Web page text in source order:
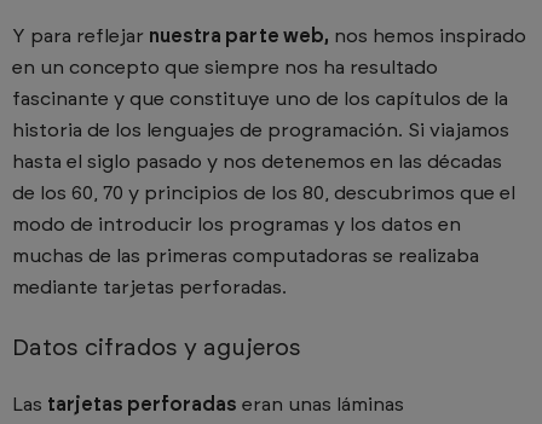
Y para reflejar nuestra parte web, nos hemos inspirado
en un concepto que siempre nos ha resultado
fascinante y que constituye uno de los capítulos de la
historia de los lenguajes de programación. Si viajamos
hasta el siglo pasado y nos detenemos en las décadas
de los 60, 70 y principios de los 80, descubrimos que el
modo de introducir los programas y los datos en
muchas de las primeras computadoras se realizaba
mediante tarjetas perforadas.
Datos cifrados y agujeros
Las tarjetas perforadas eran unas láminas